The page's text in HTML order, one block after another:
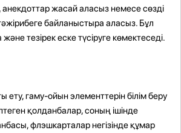
жасай аласыз немесе сөзді
байланыстыра аласыз. Бұл
тезірек еске түсіруге көмектеседі.
ету, гаму-ойын элементтерін білім беру
қолданбалар, соның ішінде
флэшкарталар негізінде құмар